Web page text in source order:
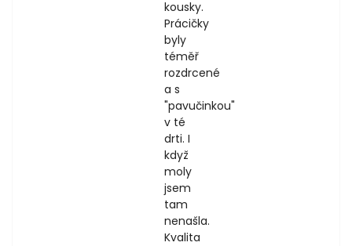
kousky.
Prácičky
byly
téměř
rozdrcené
a s
"pavučinkou"
v té
drti. I
když
moly
jsem
tam
nenašla.
Kvalita